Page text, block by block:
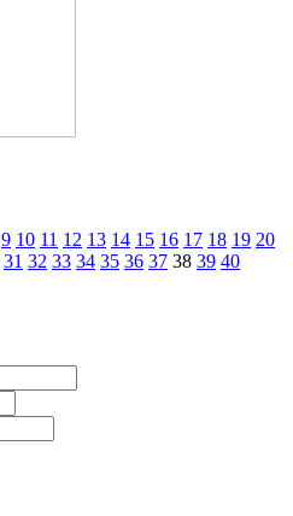
9 10 11 12 13 14 15 16 17 18 19 20
31 32 33 34 35 36 37 38 39 40